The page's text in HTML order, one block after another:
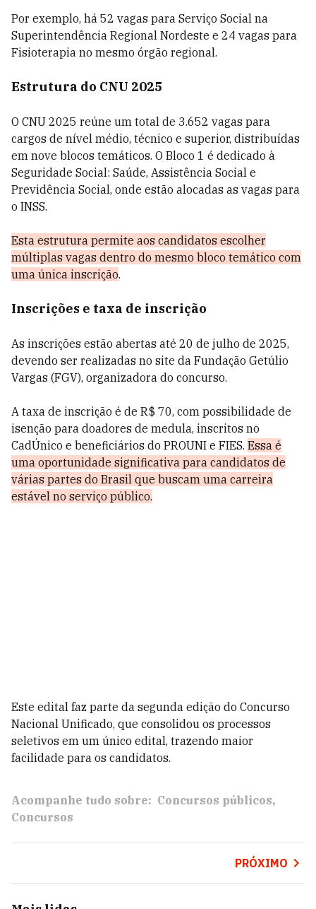
Por exemplo, há 52 vagas para Serviço Social na
Superintendência Regional Nordeste e 24 vagas para
Fisioterapia no mesmo órgão regional.
Estrutura do CNU 2025
O CNU 2025 reúne um total de 3.652 vagas para
cargos de nível médio, técnico e superior, distribuídas
em nove blocos temáticos. O Bloco 1 é dedicado à
Seguridade Social: Saúde, Assistência Social e
Previdência Social, onde estão alocadas as vagas para
o INSS.
Esta estrutura permite aos candidatos escolher
múltiplas vagas dentro do mesmo bloco temático com
uma única inscrição.
Inscrições e taxa de inscrição
As inscrições estão abertas até 20 de julho de 2025,
devendo ser realizadas no site da Fundação Getúlio
Vargas (FGV), organizadora do concurso.
A taxa de inscrição é de R$ 70, com possibilidade de
isenção para doadores de medula, inscritos no
CadÚnico e beneficiários do PROUNI e FIES. Essa é
uma oportunidade significativa para candidatos de
várias partes do Brasil que buscam uma carreira
estável no serviço público.
Este edital faz parte da segunda edição do Concurso
Nacional Unificado, que consolidou os processos
seletivos em um único edital, trazendo maior
facilidade para os candidatos.
Acompanhe tudo sobre: Concursos públicos
Concursos
PRÓXIMO